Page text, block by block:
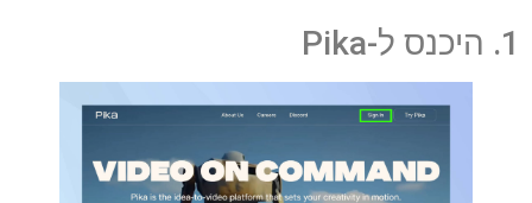
1. היכנס ל-Pika